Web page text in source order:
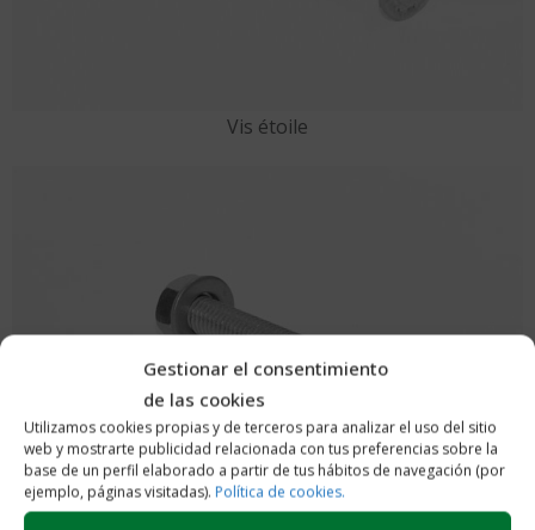
Gestionar el consentimiento
de las cookies
Utilizamos cookies propias y de terceros para analizar el uso del sitio
web y mostrarte publicidad relacionada con tus preferencias sobre la
base de un perfil elaborado a partir de tus hábitos de navegación (por
ejemplo, páginas visitadas). Política de cookies.
Vis étoile